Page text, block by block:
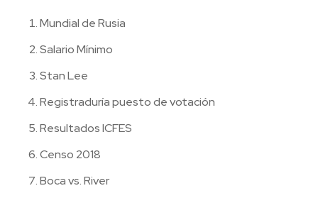
Mundial de Rusia
Salario Mínimo
Stan Lee
Registraduría puesto de votación
Resultados ICFES
Censo 2018
Boca vs. River